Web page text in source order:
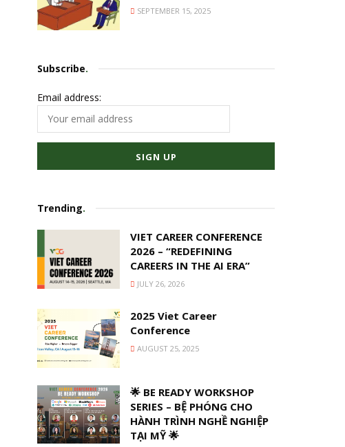
SEPTEMBER 15, 2025
Subscribe.
Email address:
Trending.
VIET CAREER CONFERENCE
2026 – “REDEFINING
CAREERS IN THE AI ERA”
JULY 26, 2026
2025 Viet Career
Conference
AUGUST 25, 2025
🌟 BE READY WORKSHOP
SERIES – BỆ PHÓNG CHO
HÀNH TRÌNH NGHỀ NGHIỆP
TẠI MỸ 🌟